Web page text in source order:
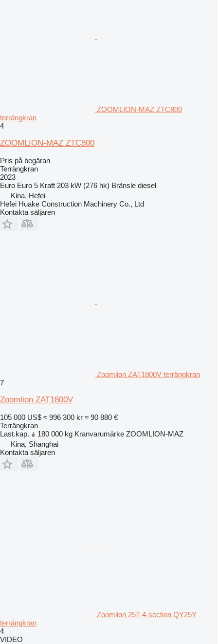
ZOOMLION-MAZ ZTC800
terrängkran
4
ZOOMLION-MAZ ZTC800
Pris på begäran
Terrängkran
2023
Euro Euro 5 Kraft 203 kW (276 hk) Bränsle diesel
Kina, Hefei
Hefei Huake Construction Machinery Co., Ltd
Kontakta säljaren
Zoomlion ZAT1800V terrängkran
7
Zoomlion ZAT1800V
105 000 US$ ≈ 996 300 kr ≈ 90 880 €
Terrängkran
Last.kap.
180 000 kg Kranvarumärke ZOOMLION-MAZ
Kina, Shanghai
Kontakta säljaren
Zoomlion 25T 4-section QY25Y
terrängkran
4
VIDEO